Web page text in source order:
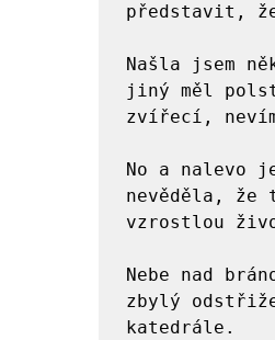
představit,
Našla jsem
jiný měl
zvířecí,
No a nalevo
nevěděla, že
vzrostlou
Nebe nad
zbylý
katedrále.